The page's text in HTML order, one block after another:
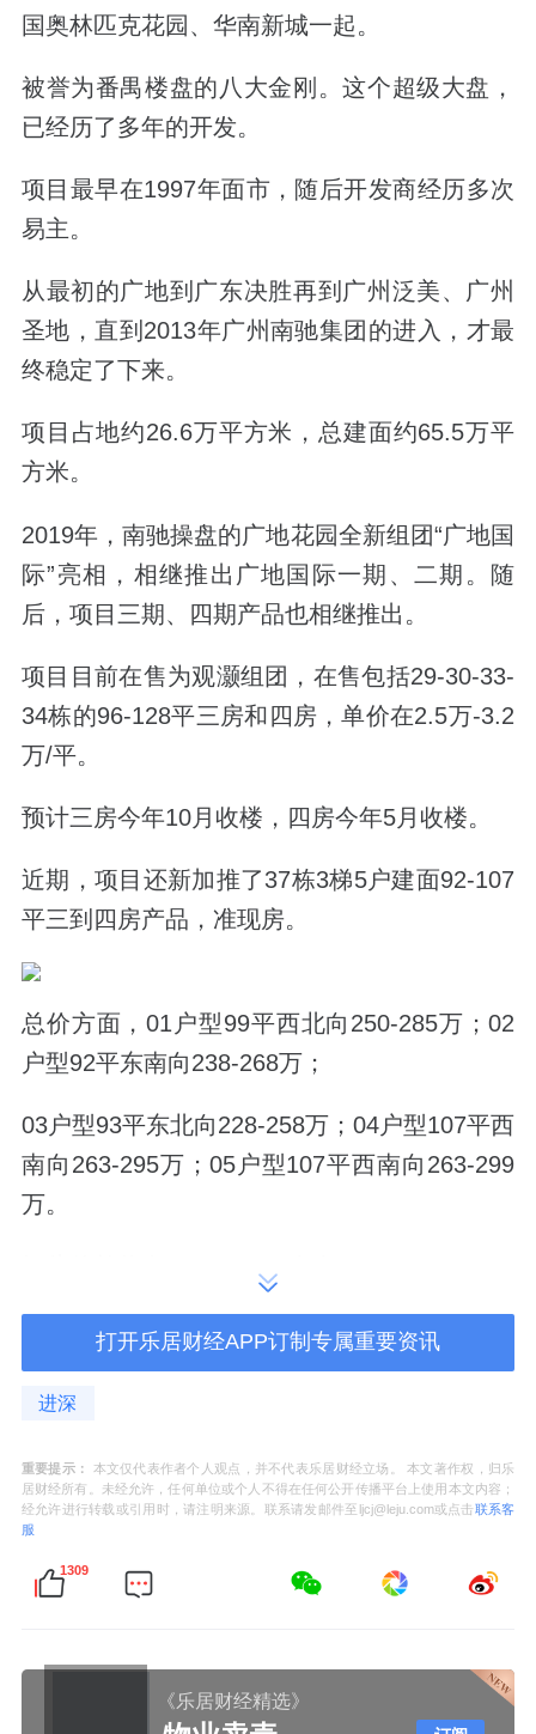
国奥林匹克花园、华南新城一起。
被誉为番禺楼盘的八大金刚。这个超级大盘，
已经历了多年的开发。
项目最早在1997年面市，随后开发商经历多次
易主。
从最初的广地到广东决胜再到广州泛美、广州
圣地，直到 2013年广州南驰集团的进入，才最
终稳定了下来。
项目占地约26.6万平方米，总建面约65.5万平
方米。
2019年，南驰操盘的广地花园全新组团“广地国
际”亮相，相继推出广地国际一期、二期。随
后，项目三期、四期产品也相继推出。
项目目前在售为观灏组团，在售包括29-30-33-
34栋的96-128平三房和四房，单价在2.5万-3.2
万/平。
预计三房今年10月收楼，四房今年5月收楼。
近期，项目还新加推了37栋3梯5户建面92-107
平三到四房产品，准现房。
总价方面，01 户型99平西北向 250-285万；02
户型92平东南向238-268万；
03户型93平东北向228-258万；04户型107平西
南向 263-295万； 05户型107平西南向 263-299
万。
临近万博CBD、准现房，这样的价格确实很
笋。
善盘均价在4.9-6.5万左右。
如长隆万博悦府均价在
府5.3-5.7 万/平，越秀万博和臻 4.9-5.9 平。
万/平起。
打开乐居财经APP订制专属重要资讯
进深
重要提示：
本文仅代表作者个人观点，并不代表乐居财经立场。 本文著作权，归乐
居财经所有。未经允许，任何单位或个人不得在任何公开传播平台上使用本文内容；
经允许进行转载或引用时，请注明来源。联系请发邮件至ljcj@leju.com或点击联系客
服
1309
《乐居财经精选》